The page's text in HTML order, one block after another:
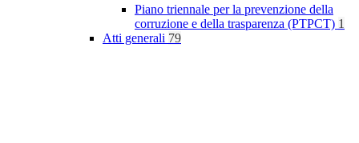
Piano triennale per la prevenzione della
corruzione e della trasparenza (PTPCT) 1
Atti generali 79